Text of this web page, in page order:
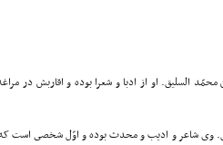
محمّد السلیق. او از ادبا و شعرا بوده و اقاربش در
وى شاعر و ادیب و محدث بوده و اوّل شخصى است که